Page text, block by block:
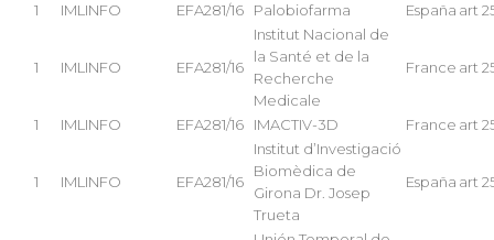
1 IMLINFO EFA281/16 Palobiofarma España art
1 IMLINFO EFA281/16
Institut Nacional de
la Santé et de la
Recherche
Medicale
France art
1 IMLINFO EFA281/16 IMACTIV-3D France art
1 IMLINFO EFA281/16
Institut d’Investigació
Biomèdica de
Girona Dr. Josep
Trueta
España art